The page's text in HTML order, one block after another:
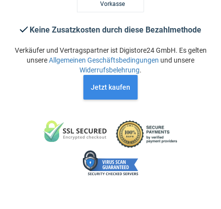
Vorkasse
Keine Zusatzkosten durch diese Bezahlmethode
Verkäufer und Vertragspartner ist Digistore24 GmbH. Es gelten
unsereAllgemeinen Geschäftsbedingungen und unsere
Widerrufsbelehrung.
Jetzt kaufen